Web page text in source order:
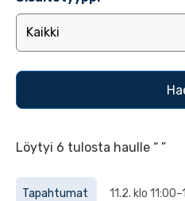
Löytyi 6 tulosta haulle “ ”
Tapahtumat 11.2. klo